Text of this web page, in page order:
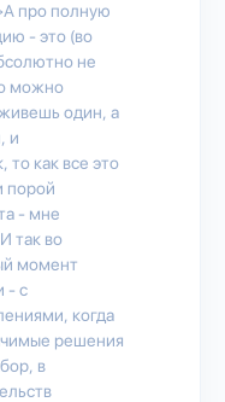
про полную
- это (во
не
можно
один, а
и
то как все это
порой
- мне
так во
момент
- с
когда
решения
в